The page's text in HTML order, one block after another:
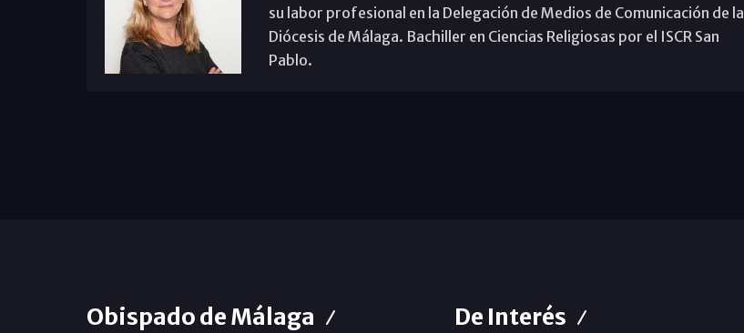
su labor profesional en la Delegación de Medios de Comunicación de la
Diócesis de Málaga. Bachiller en Ciencias Religiosas por el ISCR San
Pablo.
Obispado de Málaga De Interés